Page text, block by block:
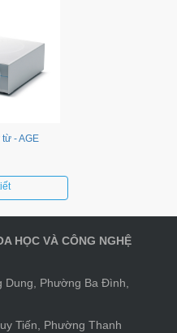
- AGE
HỌC VÀ CÔNG NGHỆ
Dung, Phường Ba Đình,
Tiến, Phường Thanh